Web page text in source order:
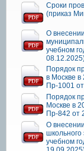
Сроки
(приказ
О
учебном
Порядок
в Москве
Пр-1001
Порядок
Москве в
Пр-842 от
О
учебном